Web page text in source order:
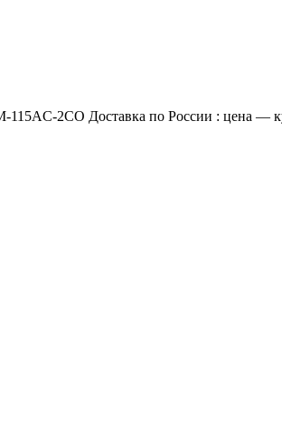
2CO Доставка по России : цена —